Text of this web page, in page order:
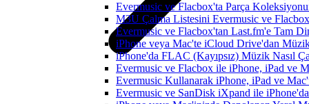
Evermusic ve Flacbox'ta Parça
M3U Çalma Listesini Evermusic ve
Evermusic ve Flacbox'tan Last.fm'e Tam
iPhone veya Mac'te iCloud Drive'dan
iPhone'da FLAC (Kayıpsız) Müzik Nasıl
Evermusic ve Flacbox ile iPhone, iPad ve
Evermusic Kullanarak iPhone, iPad ve
Evermusic ve SanDisk iXpand ile